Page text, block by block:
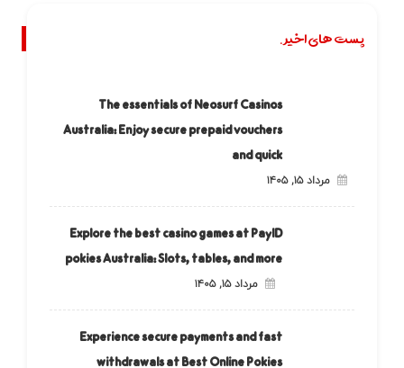
پست های اخیر.
The essentials of Neosurf Casinos
Australia: Enjoy secure prepaid vouchers
and quick
مرداد ۱۵, ۱۴۰۵
Explore the best casino games at PayID
pokies Australia: Slots, tables, and more
مرداد ۱۵, ۱۴۰۵
Experience secure payments and fast
withdrawals at Best Online Pokies